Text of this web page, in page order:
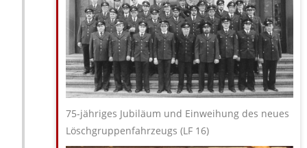
75-jähriges Jubiläum und Einweihung des neues
Löschgruppenfahrzeugs (LF 16)